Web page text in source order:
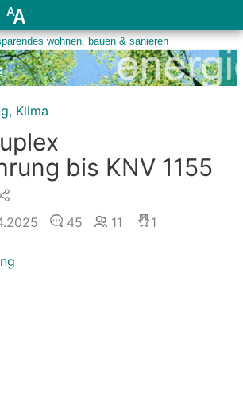
Klima
bis KNV 1155
45 11 1